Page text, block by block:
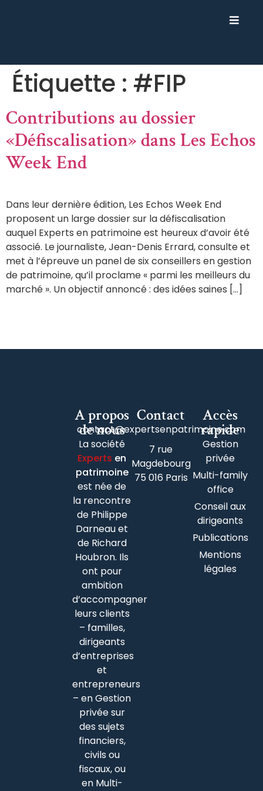
Étiquette : #FIP
Contributions au dossier
«Défiscalisation» dans Les Echos
Week End
Dans leur dernière édition, Les Echos Week End
proposent un large dossier sur la défiscalisation
auquel Experts en patrimoine est heureux d’avoir été
associé. Le journaliste, Jean-Denis Errard, consulte et
met à l’épreuve un panel de six conseillers en gestion
de patrimoine, qu’il proclame « parmi les meilleurs du
marché ». Un objectif annoncé : des idées saines […]
A propos
de nous
La société
Experts en
patrimoine
est née de
la rencontre
de Philippe
Darneau et
de Richard
Houbron. Ils
ont pour
ambition
d’accompagner
leurs clients
– familles,
dirigeants
d’entreprises
et
entrepreneurs
– en Gestion
privée sur
des sujets
financiers,
civils ou
fiscaux, ou
en Multi-
Contact
contact@expertsenpatrimoine.com
7 rue
Magdebourg
75 016 Paris
Accès
rapide
Gestion
privée
Multi-family
office
Conseil aux
dirigeants
Publications
Mentions
légales